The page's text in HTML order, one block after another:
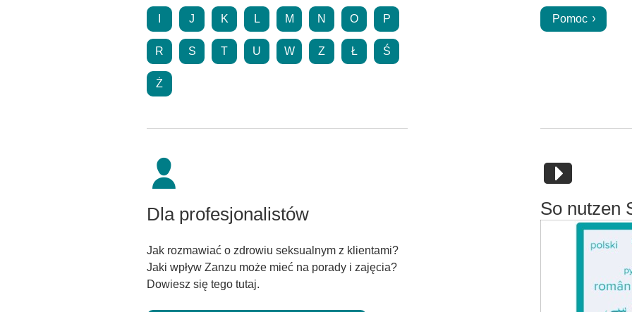
J K L M N O P
R S T U W Z Ł Ś
Ż
Pomoc
Dla profesjonalistów
Jak rozmawiać o zdrowiu seksualnym z klientami?
Jaki wpływ Zanzu może mieć na porady i zajęcia?
Dowiesz się tego tutaj.
So nutzen